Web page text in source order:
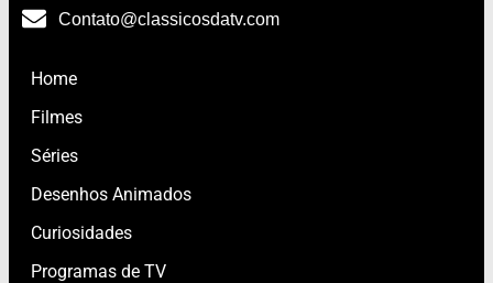
Contato@classicosdatv.com
Home
Filmes
Séries
Desenhos Animados
Curiosidades
Programas de TV